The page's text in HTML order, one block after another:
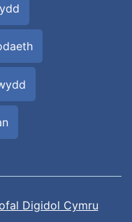
Digidol Cymru